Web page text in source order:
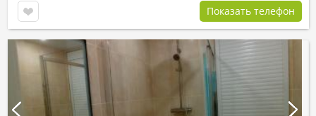
Показать телефон